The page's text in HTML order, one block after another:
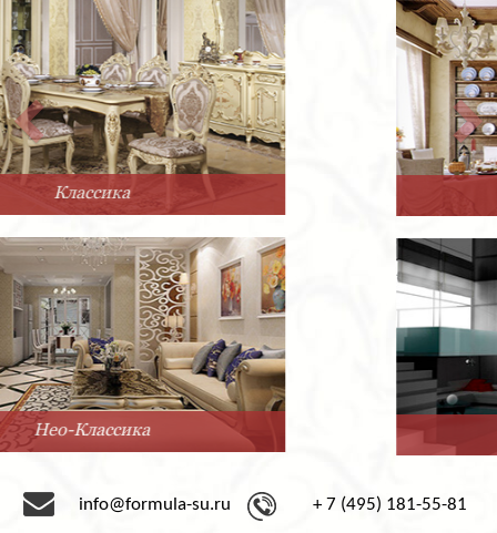
Прованс
Минимализм
info@formula-su.ru + 7 (495) 181-55-81